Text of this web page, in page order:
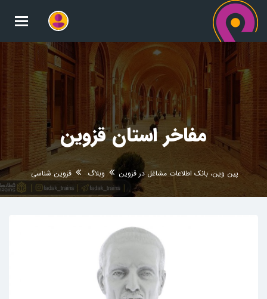
مفاخر استان قزوین
پین وین، بانک اطلاعات مشاغل در قزوین وبلاگ قزوین شناسی